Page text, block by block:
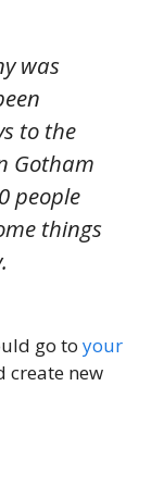
was
to the
Gotham
people
things
go to your
create new